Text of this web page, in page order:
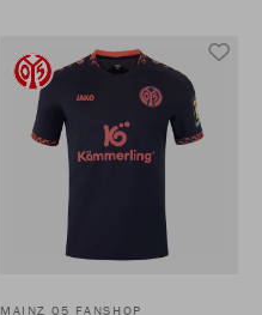
MAINZ 05 FANSHOP